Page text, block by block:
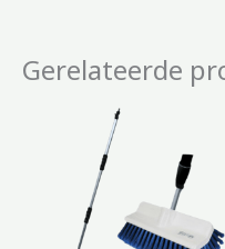
Gerelateerde